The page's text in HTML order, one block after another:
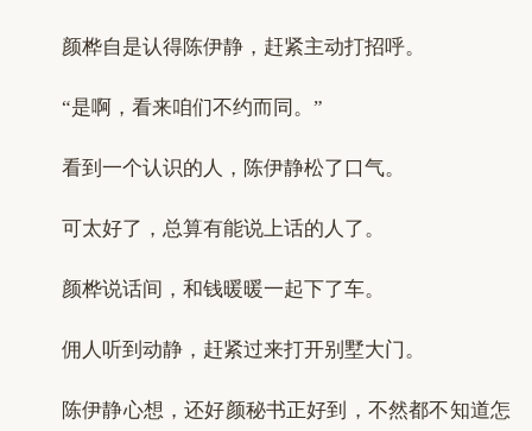
颜桦自是认得陈伊静，赶紧主动打招呼。
“是啊，看来咱们不约而同。”
看到一个认识的人，陈伊静松了口气。
可太好了，总算有能说上话的人了。
颜桦说话间，和钱暖暖一起下了车。
佣人听到动静，赶紧过来打开别墅大门。
陈伊静心想，还好颜秘书正好到，不然都不知道怎